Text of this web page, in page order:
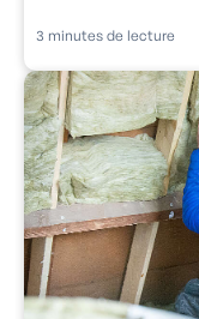
3 minutes de lecture